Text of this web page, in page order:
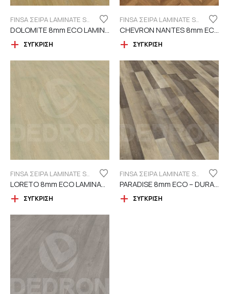
FINSA ΣΕΙΡΑ LAMINATE SUPREME "ECO LABEL" DURABLE
ΣΎΓΚΡΙΣΗ
FINSA ΣΕΙΡΑ LAMINATE SUPREME "ECO LABEL" DURABLE
ΣΎΓΚΡΙΣΗ
FINSA ΣΕΙΡΑ LAMINATE SUPREME "ECO LABEL" DURABLE
LORETO 8mm ECO LAMINATE FINSA – 4V
ΣΎΓΚΡΙΣΗ
FINSA ΣΕΙΡΑ LAMINATE SUPREME "ECO LABEL" DURABLE
PARADISE 8mm ECO – DURABLE
ΣΎΓΚΡΙΣΗ